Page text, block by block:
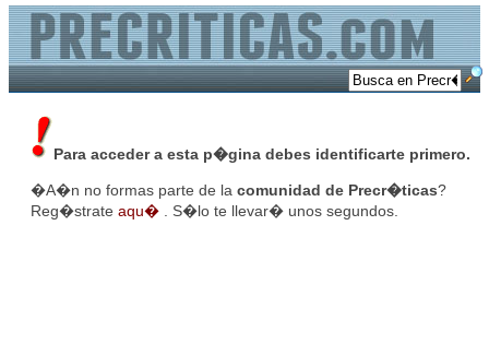
Para acceder a esta p�gina debes identificarte primero.
�A�n no formas parte de la comunidad de Precr�ticas?
Reg�strate aqu� . S�lo te llevar� unos segundos.